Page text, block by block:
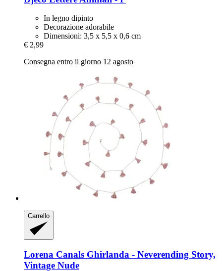
In legno dipinto
Decorazione adorabile
Dimensioni: 3,5 x 5,5 x 0,6 cm
€ 2,99
Consegna entro il giorno 12 agosto
Carrello
Lorena Canals Ghirlanda -​ Neverending Story,
Vintage Nude